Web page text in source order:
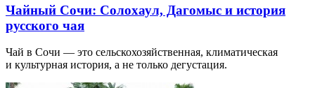
Чайный Сочи: Солохаул, Дагомыс и история
русского чая
Чай в Сочи — это сельскохозяйственная, климатическая
и культурная история, а не только дегустация.